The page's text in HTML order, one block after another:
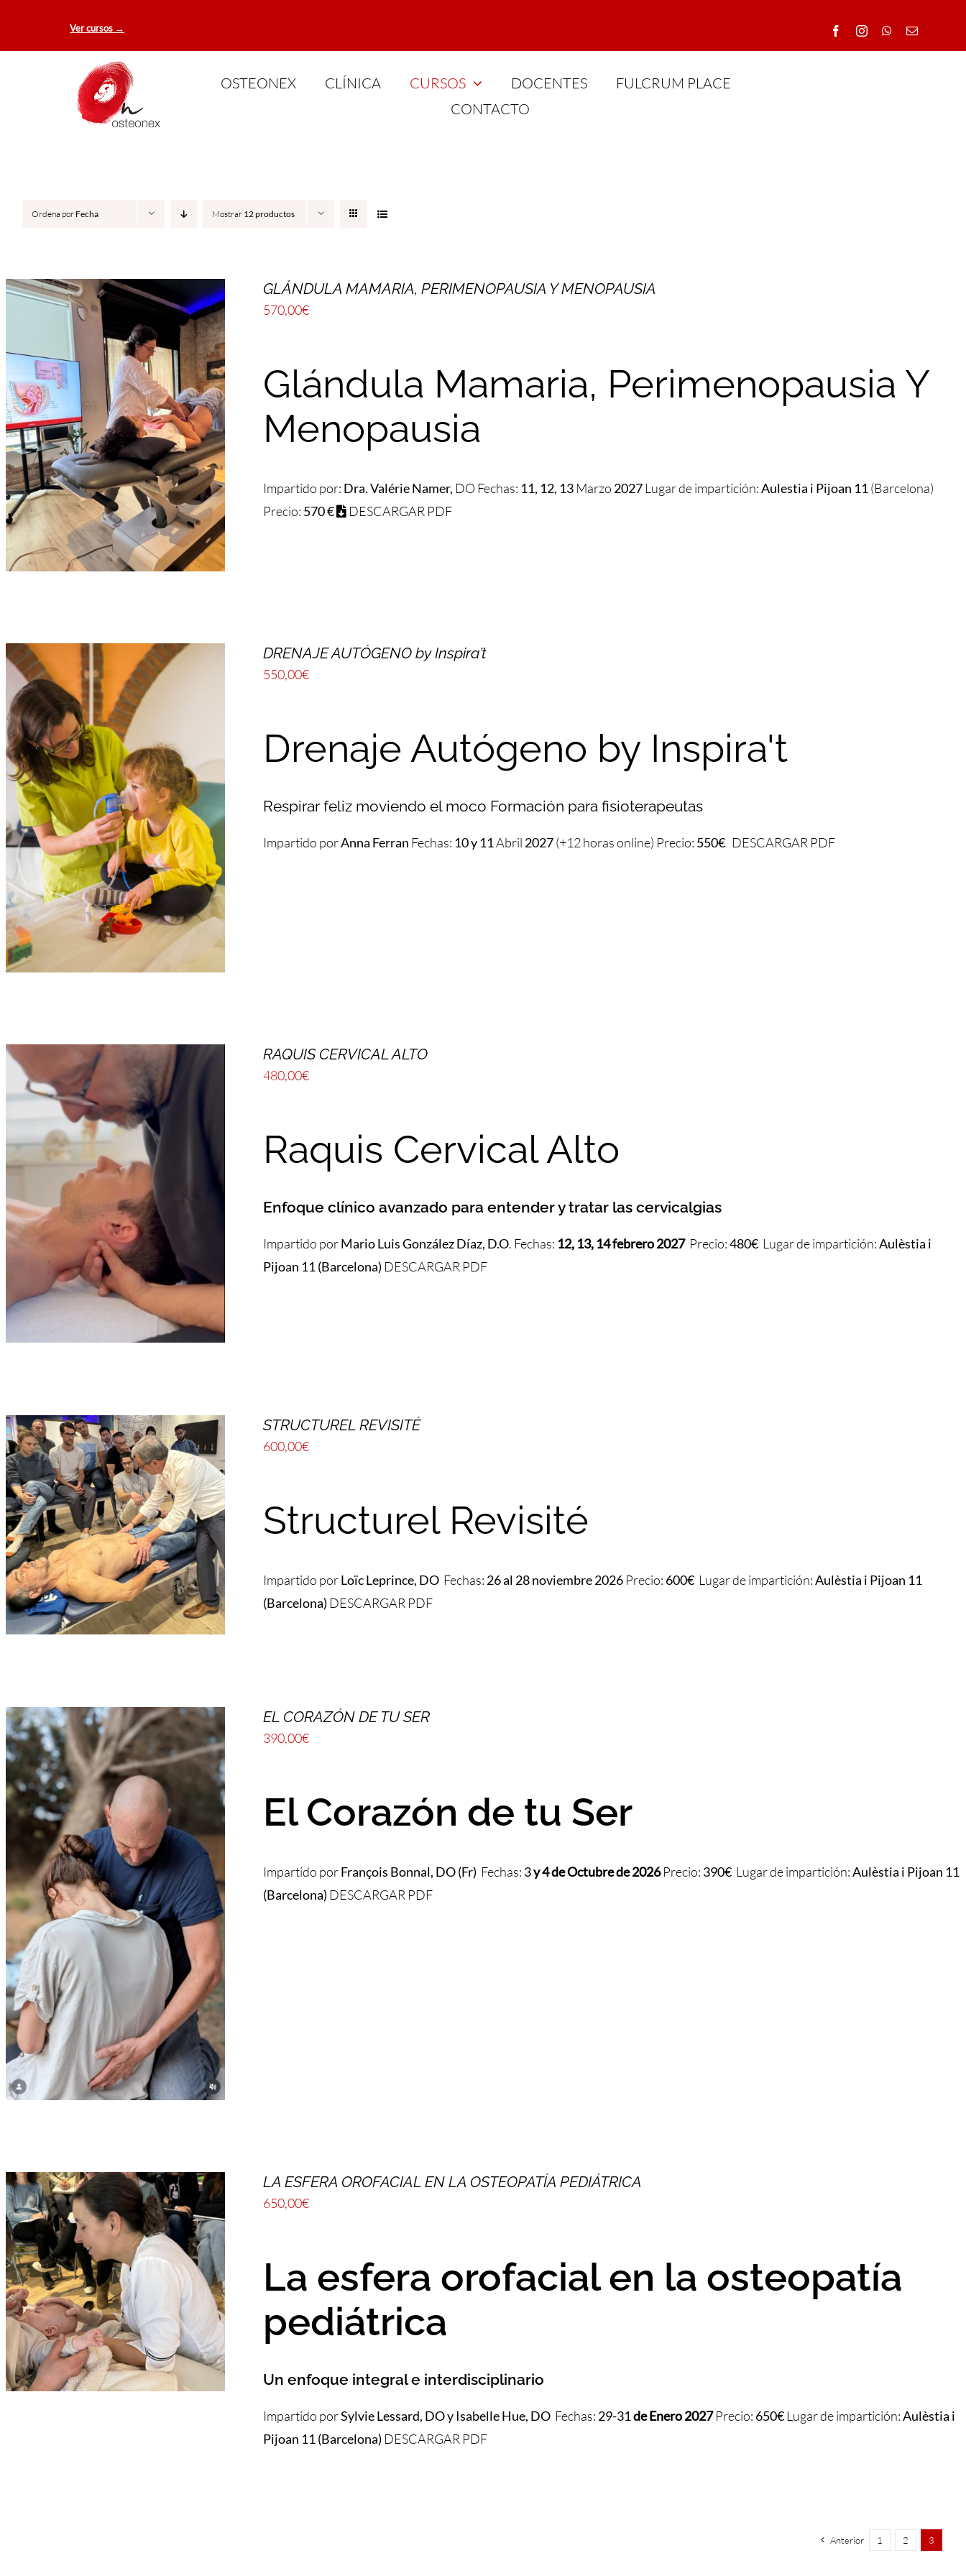
Ver cursos →
OSTEONEX CLÍNICA CURSOS DOCENTES
FULCRUM PLACE
CONTACTO
Ordena por Fecha Mostrar 12 productos
GLÁNDULA MAMARIA, PERIMENOPAUSIA Y MENOPAUSIA
570,00€
Glándula Mamaria, Perimenopausia Y
Menopausia
Impartido por: Dra. Valérie Namer, DO Fechas: 11, 12, 13Marzo 2027Lugar de impartición:Aulestia i Pijoan 11(Barcelona)
Precio: 570 € DESCARGAR PDF
DRENAJE AUTÓGENO by Inspira’t
550,00€
Drenaje Autógeno by Inspira't
Respirar feliz moviendo el moco Formación para fisioterapeutas
Impartido porAnna Ferran Fechas: 10 y 11Abril 2027(+12 horas online) Precio: 550€ DESCARGAR PDF
RAQUIS CERVICAL ALTO
480,00€
Raquis Cervical Alto
Enfoque clínico avanzado para entender y tratar las cervicalgias
Impartido porMario Luis González Díaz, D.O. Fechas: 12, 13, 14 febrero 2027 Precio:480€ Lugar de impartición:Aulèstia i
Pijoan 11 (Barcelona) DESCARGAR PDF
STRUCTUREL REVISITÉ
600,00€
Structurel Revisité
Impartido porLoïc Leprince, DO Fechas: 26 al 28 noviembre 2026 Precio: 600€ Lugar de impartición:Aulèstia i Pijoan 11
(Barcelona) DESCARGAR PDF
EL CORAZÓN DE TU SER
390,00€
El Corazón de tu Ser
Impartido porFrançois Bonnal, DO (Fr) Fechas: 3y 4 de Octubre de 2026Precio: 390€ Lugar de impartición:Aulèstia i Pijoan 11
(Barcelona) DESCARGAR PDF
LA ESFERA OROFACIAL EN LA OSTEOPATÍA PEDIÁTRICA
650,00€
La esfera orofacial en la osteopatía
pediátrica
Un enfoque integral e interdisciplinario
Impartido porSylvie Lessard, DO y Isabelle Hue, DO Fechas: 29-31de Enero 2027Precio: 650€Lugar de impartición:Aulèstia i
Pijoan 11 (Barcelona) DESCARGAR PDF
Anterior 1 2 3